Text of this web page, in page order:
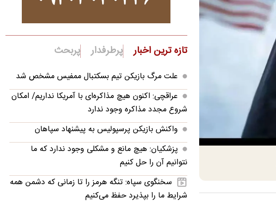
تازه ترین اخبار پرطرفدار پربحث
علت مرگ بازیکن تیم بسکتبال ممفیس مشخص شد
عراقچی: اکنون هیچ مذاکره‌ای با آمریکا نداریم/ امکان
شروع مجدد مذاکره وجود ندارد
واکنش بازیکن پرسپولیس به پیشنهاد سپاهان
پزشکیان: هیچ مانع و مشکلی وجود ندارد که ما
نتوانیم آن را حل کنیم
سخنگوی سپاه: تنگه هرمز را تا زمانی که دشمن همه‌
شرایط ما را بپذیرد حفظ می‌کنیم